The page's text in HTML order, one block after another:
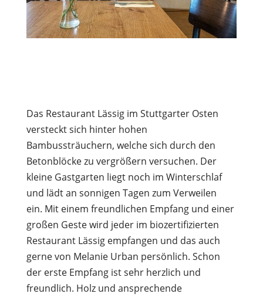
Das Restaurant Lässig im Stuttgarter Osten
versteckt sich hinter hohen
Bambussträuchern, welche sich durch den
Betonblöcke zu vergrößern versuchen. Der
kleine Gastgarten liegt noch im Winterschlaf
und lädt an sonnigen Tagen zum Verweilen
ein. Mit einem freundlichen Empfang und einer
großen Geste wird jeder im biozertifizierten
Restaurant Lässig empfangen und das auch
gerne von Melanie Urban persönlich. Schon
der erste Empfang ist sehr herzlich und
freundlich. Holz und ansprechende